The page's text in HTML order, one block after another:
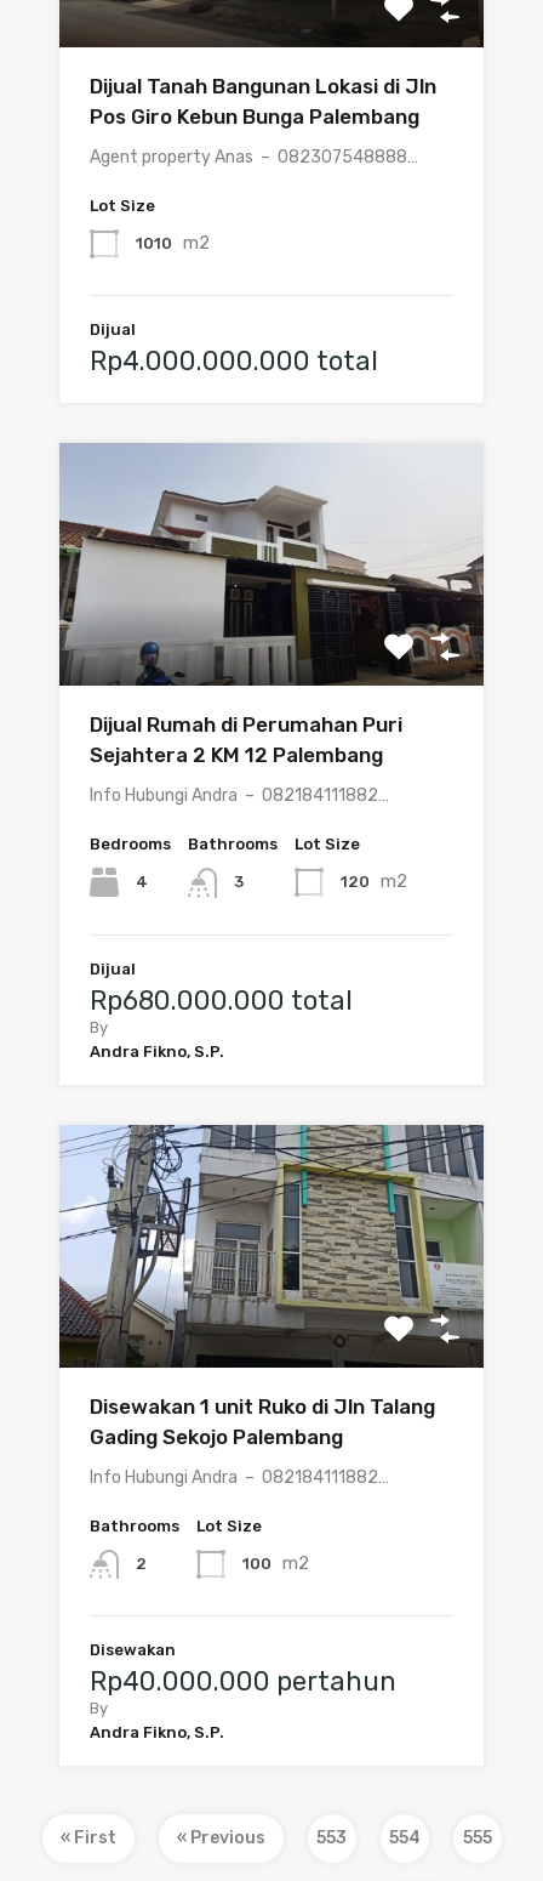
Dijual Tanah Bangunan Lokasi di Jln
Pos Giro Kebun Bunga Palembang
Agent property Anas – 082307548888…
Lot Size
1010 m2
Dijual
Rp4.000.000.000 total
Dijual Rumah di Perumahan Puri
Sejahtera 2 KM 12 Palembang
Info Hubungi Andra – 082184111882…
Bedrooms
4
Bathrooms
3
Lot Size
120 m2
Dijual
Rp680.000.000 total
By
Andra Fikno, S.P.
Disewakan 1 unit Ruko di Jln Talang
Gading Sekojo Palembang
Info Hubungi Andra – 082184111882…
Bathrooms
2
Lot Size
100 m2
Disewakan
Rp40.000.000 pertahun
By
Andra Fikno, S.P.
« First « Previous 553 554 555